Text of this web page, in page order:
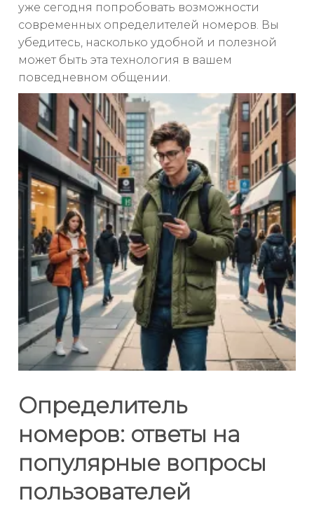
уже сегодня попробовать возможности
современных определителей номеров. Вы
убедитесь, насколько удобной и полезной
может быть эта технология в вашем
повседневном общении.
Определитель
номеров: ответы на
популярные вопросы
пользователей